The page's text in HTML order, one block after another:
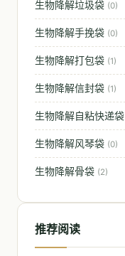
生物降解垃圾袋 (0)
生物降解手挽袋 (0)
生物降解打包袋 (1)
生物降解信封袋 (1)
生物降解自粘快递袋
生物降解风琴袋 (0)
生物降解骨袋 (2)
推荐阅读